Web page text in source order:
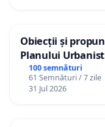
Obiecții și
Planului
100 semnături
61 Semnături / 7 zile
31 Jul 2026